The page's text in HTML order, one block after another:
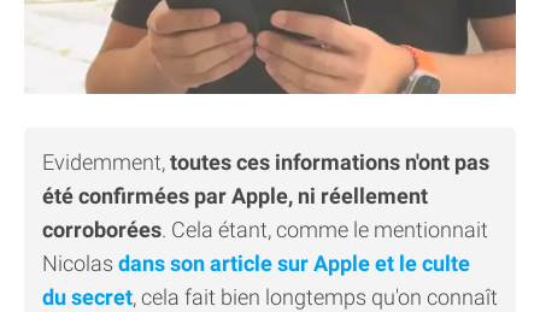
Evidemment,toutes ces informations n'ont pas
été confirmées par Apple, ni réellement
corroborées. Cela étant, comme le mentionnait
Nicolas dans son article sur Apple et le culte
du secret, cela fait bien longtemps qu'on connaît